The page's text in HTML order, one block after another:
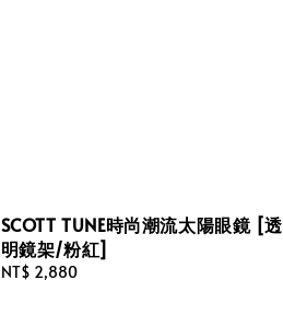
SCOTT TUNE時尚潮流太陽眼鏡 [透
明鏡架/粉紅]
Regular
NT$ 2,880